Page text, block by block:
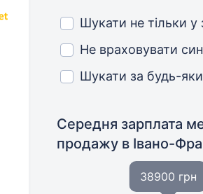
Шукати не тільки у
Не враховувати
Шукати за будь-
Середня зарплата
продажу в Івано-
38900 грн